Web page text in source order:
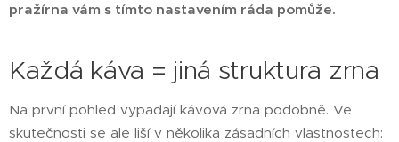
pražírna vám s tímto nastavením ráda pomůže.
Každá káva = jiná struktura zrna
Na první pohled vypadají kávová zrna podobně. Ve
skutečnosti se ale liší v několika zásadních vlastnostech: